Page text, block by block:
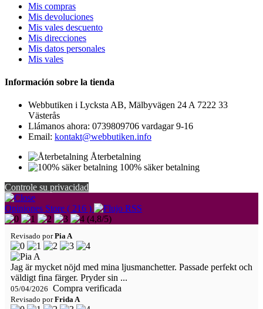
Mis compras
Mis devoluciones
Mis vales descuento
Mis direcciones
Mis datos personales
Mis vales
Información sobre la tienda
Webbutiken i Lycksta AB, Mälbyvägen 24 A 7222 33
Västerås
Llámanos ahora: 0739809706 vardagar 9-16
Email: kontakt@webbutiken.info
Återbetalning
100% säker betalning
Controle su privacidad
Opiniones Store ( 216 )
(4,8/5)
Revisado porPia A
Jag är mycket nöjd med mina ljusmanchetter. Passade perfekt och
väldigt fina färger. Pryder sin ...
05/04/2026 Compra verificada
Revisado porFrida A